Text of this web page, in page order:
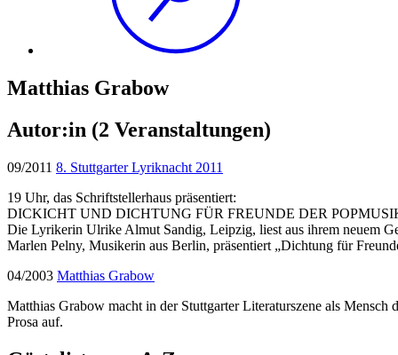
Matthias Grabow
Autor:in (2 Veranstaltungen)
09/2011 8. Stuttgarter Lyriknacht 2011
19 Uhr, das Schriftstellerhaus präsentiert:
DICKICHT UND DICHTUNG FÜR FREUNDE DER
Die Lyrikerin Ulrike Almut Sandig, Leipzig, liest aus ihrem neuem
Marlen Pelny, Musikerin aus Berlin, präsentiert „Dichtung für
04/2003 Matthias Grabow
Matthias Grabow macht in der Stuttgarter Literaturszene als
Prosa auf.